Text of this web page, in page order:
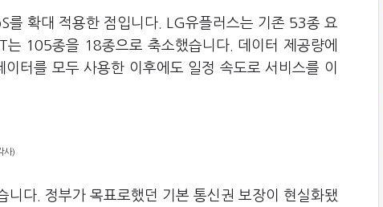
를 확대 적용한 점입니다. LG유플러스는 기존 53종 요
105종을 18종으로 축소했습니다. 데이터 제공량에
터를 모두 사용한 이후에도 일정 속도로 서비스를 이
사)
다. 정부가 목표로했던 기본 통신권 보장이 현실화됐